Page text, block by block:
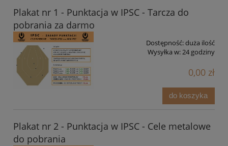
Plakat nr 1 - Punktacja w IPSC - Tarcza do
pobrania za darmo
Dostępność:duża ilość
Wysyłka w:24 godziny
0,00 zł
do koszyka
Plakat nr 2 - Punktacja w IPSC - Cele metalowe
do pobrania